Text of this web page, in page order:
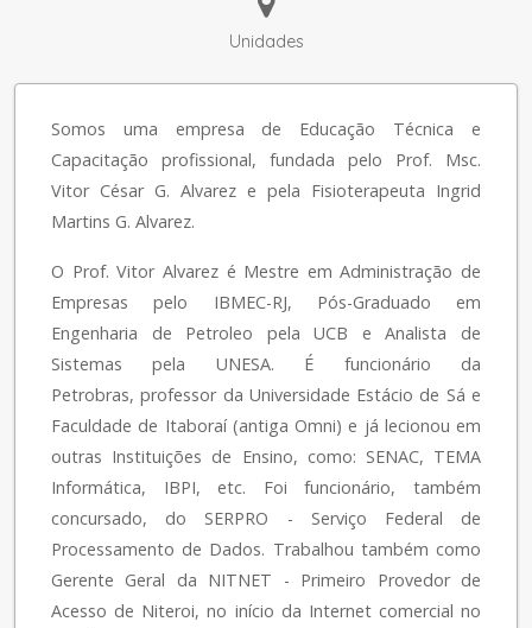
Unidades
Somos uma empresa de Educação Técnica e
Capacitação profissional, fundada pelo Prof. Msc.
Vitor César G. Alvarez e pela Fisioterapeuta Ingrid
Martins G. Alvarez.
O Prof. Vitor Alvarez é Mestre em Administração de
Empresas pelo IBMEC-RJ, Pós-Graduado em
Engenharia de Petroleo pela UCB e Analista de
Sistemas pela UNESA. É funcionário da
Petrobras, professor da Universidade Estácio de Sá e
Faculdade de Itaboraí (antiga Omni) e já lecionou em
outras Instituições de Ensino, como: SENAC, TEMA
Informática, IBPI, etc. Foi funcionário, também
concursado, do SERPRO - Serviço Federal de
Processamento de Dados. Trabalhou também como
Gerente Geral da NITNET - Primeiro Provedor de
Acesso de Niteroi, no início da Internet comercial no